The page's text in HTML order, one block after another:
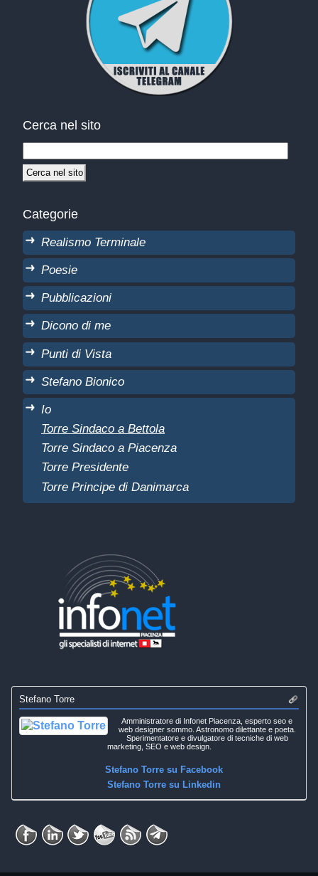
Cerca nel sito
Categorie
Realismo Terminale
Poesie
Pubblicazioni
Dicono di me
Punti di Vista
Stefano Bionico
Io
Torre Sindaco a Bettola
Torre Sindaco a Piacenza
Torre Presidente
Torre Principe di Danimarca
Stefano Torre
Amministratore di Infonet Piacenza, esperto seo e
web designer sommo. Astronomo dilettante e poeta.
Sperimentatore e divulgatore di tecniche di web
marketing, SEO e web design.
Stefano Torre su Facebook
Stefano Torre su Linkedin